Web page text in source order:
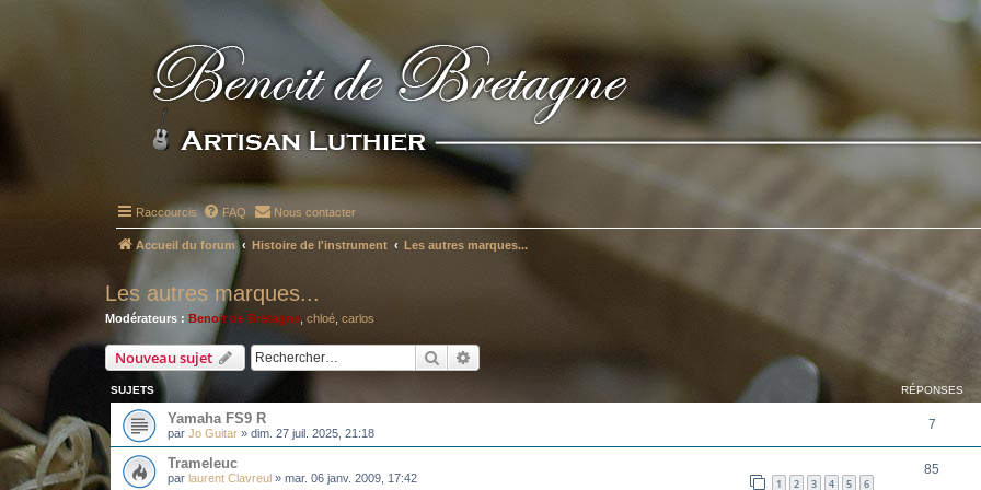
Raccourcis FAQ Nous contacter
Accueil du forum Histoire de l'instrument Les autres marques...
Les autres marques...
Modérateurs : Benoit de Bretagne chloé carlos
Nouveau sujet Rechercher
SUJETS RÉPONSES
Yamaha FS9 R
par Jo Guitar » dim. 27 juil. 2025, 21:18
7
Trameleuc
par laurent Clavreul » mar. 06 janv. 2009, 17:42 1 2 3 4 5 6
85